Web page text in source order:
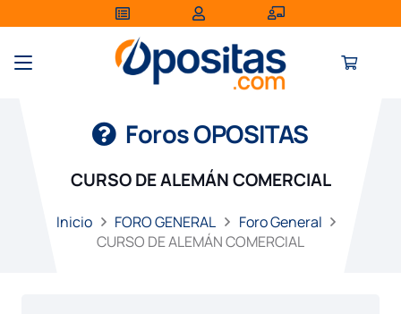
Foros OPOSITAS
CURSO DE ALEMÁN COMERCIAL
Inicio FORO GENERAL
Foro General
CURSO DE ALEMÁN COMERCIAL